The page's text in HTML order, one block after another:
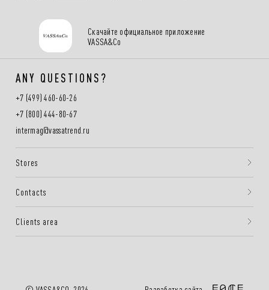
Скачайте официальное приложение
VASSA&Co
ANY QUESTIONS?
+7 (499) 460-60-26
+7 (800) 444-80-67
intermag@vassatrend.ru
Stores
Contacts
Clients area